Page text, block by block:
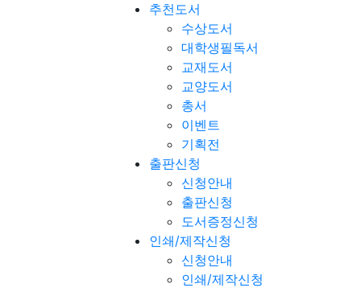
추천도서
수상도서
대학생필독서
교재도서
교양도서
총서
이벤트
기획전
출판신청
신청안내
출판신청
도서증정신청
인쇄/제작신청
신청안내
인쇄/제작신청